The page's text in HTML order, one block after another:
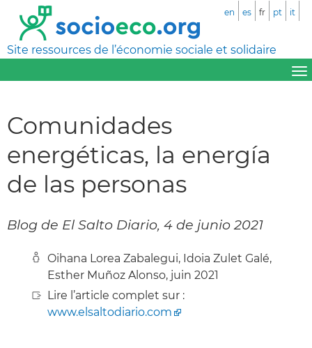
Site ressources de l’économie sociale et solidaire
en es fr pt it
Comunidades
energéticas, la energía
de las personas
Blog de El Salto Diario, 4 de junio 2021
Oihana Lorea Zabalegui, Idoia Zulet Galé,
Esther Muñoz Alonso, juin 2021
Lire l’article complet sur :
www.elsaltodiario.com